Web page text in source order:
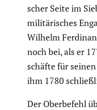
scher Seite im
militä­ri­sches
Wilhelm
noch bei, als er
schäfte für
ihm 1780
Der Oberbe­fehl